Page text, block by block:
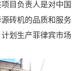
目负责人是对中国
源砖机的品质和服务
划生产菲律宾市场